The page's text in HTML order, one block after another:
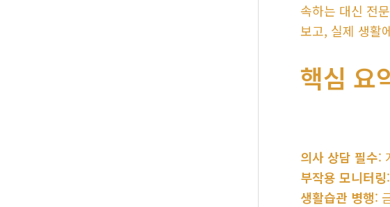
속하는 대신 전
보고, 실제 생활
핵심 요
의사 상담 필수:
부작용 모니터링
생활습관 병행: